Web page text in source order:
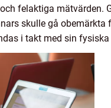
felaktiga mätvärden.
skulle gå obemärkta
i takt med sin